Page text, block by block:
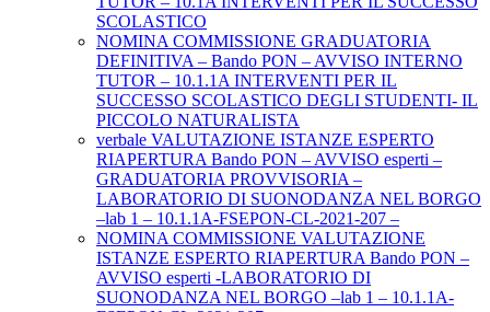
SCOLASTICO
NOMINA COMMISSIONE GRADUATORIA
DEFINITIVA – Bando PON – AVVISO INTERNO
TUTOR – 10.1.1A INTERVENTI PER IL
SUCCESSO SCOLASTICO DEGLI STUDENTI- IL
PICCOLO NATURALISTA
verbale VALUTAZIONE ISTANZE ESPERTO
RIAPERTURA Bando PON – AVVISO esperti –
GRADUATORIA PROVVISORIA –
LABORATORIO DI SUONODANZA NEL BORGO
–lab 1 – 10.1.1A-FSEPON-CL-2021-207 –
NOMINA COMMISSIONE VALUTAZIONE
ISTANZE ESPERTO RIAPERTURA Bando PON –
AVVISO esperti -LABORATORIO DI
SUONODANZA NEL BORGO –lab 1 – 10.1.1A-